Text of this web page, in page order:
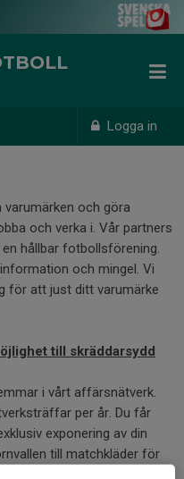
Logga in
och göra
och verka i. Vår partners
hållbar fotbollsförening.
och mingel. Vi
för att just ditt varumärke
till skräddarsydd
i vårt affärsnätverk.
per år. Du får
exponering av din
till matchkläder för